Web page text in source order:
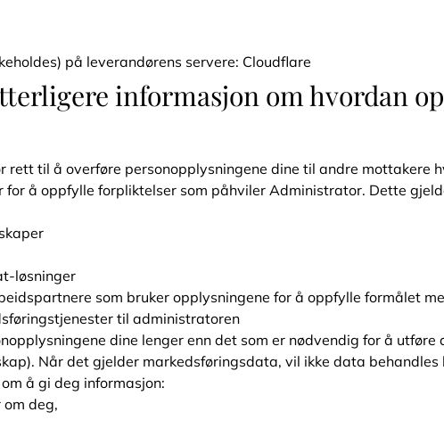
på leverandørens servere: Cloudflare
informasjon om hvordan
rett til å overføre personopplysningene dine til andre mottakere
å oppfylle forpliktelser som påhviler Administrator. Dette
løsninger
som bruker opplysningene for å oppfylle formålet
til administratoren
dine lenger enn det som er nødvendig for å
Når det gjelder markedsføringsdata, vil ikke data behandles
å gi deg informasjon:
deg,